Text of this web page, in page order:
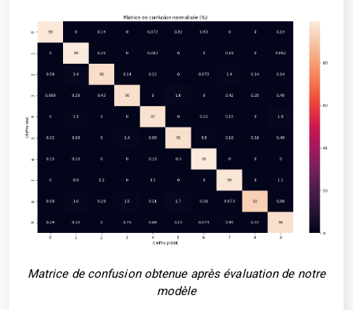
Matrice de confusion obtenue après évaluation de notre
modèle